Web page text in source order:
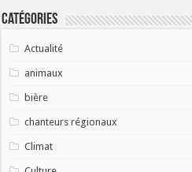
Catégories
Actualité
animaux
bière
chanteurs régionaux
Climat